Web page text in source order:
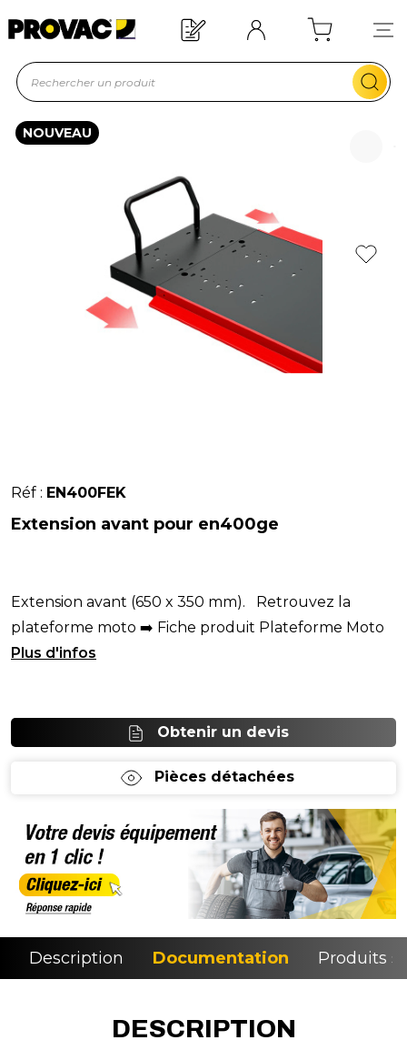
Besoin d'un équipement ?
NOUVEAU
Réf : EN400FEK
Extension avant pour en400ge
Extension avant (650 x 350 mm). Retrouvez la
plateforme moto ➡️ Fiche produit Plateforme Moto
Intéressé(e) ? Devis rapide, cliquez
Obtenir un devis
Pièces détachées
Description Documentation Produits
DESCRIPTION